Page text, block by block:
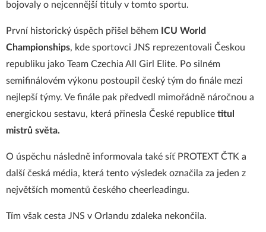
bojovaly o nejcennější tituly v tomto sportu.
První historický úspěch přišel během ICU World
Championships, kde sportovci JNS reprezentovali Českou
republiku jako Team Czechia All Girl Elite. Po silném
semifinálovém výkonu postoupil český tým do finále mezi
nejlepší týmy. Ve finále pak předvedl mimořádně náročnou a
energickou sestavu, která přinesla České republice titul
mistrů světa.
O úspěchu následně informovala také síť PROTEXT ČTK a
další česká média, která tento výsledek označila za jeden z
největších momentů českého cheerleadingu.
Tím však cesta JNS v Orlandu zdaleka nekončila.